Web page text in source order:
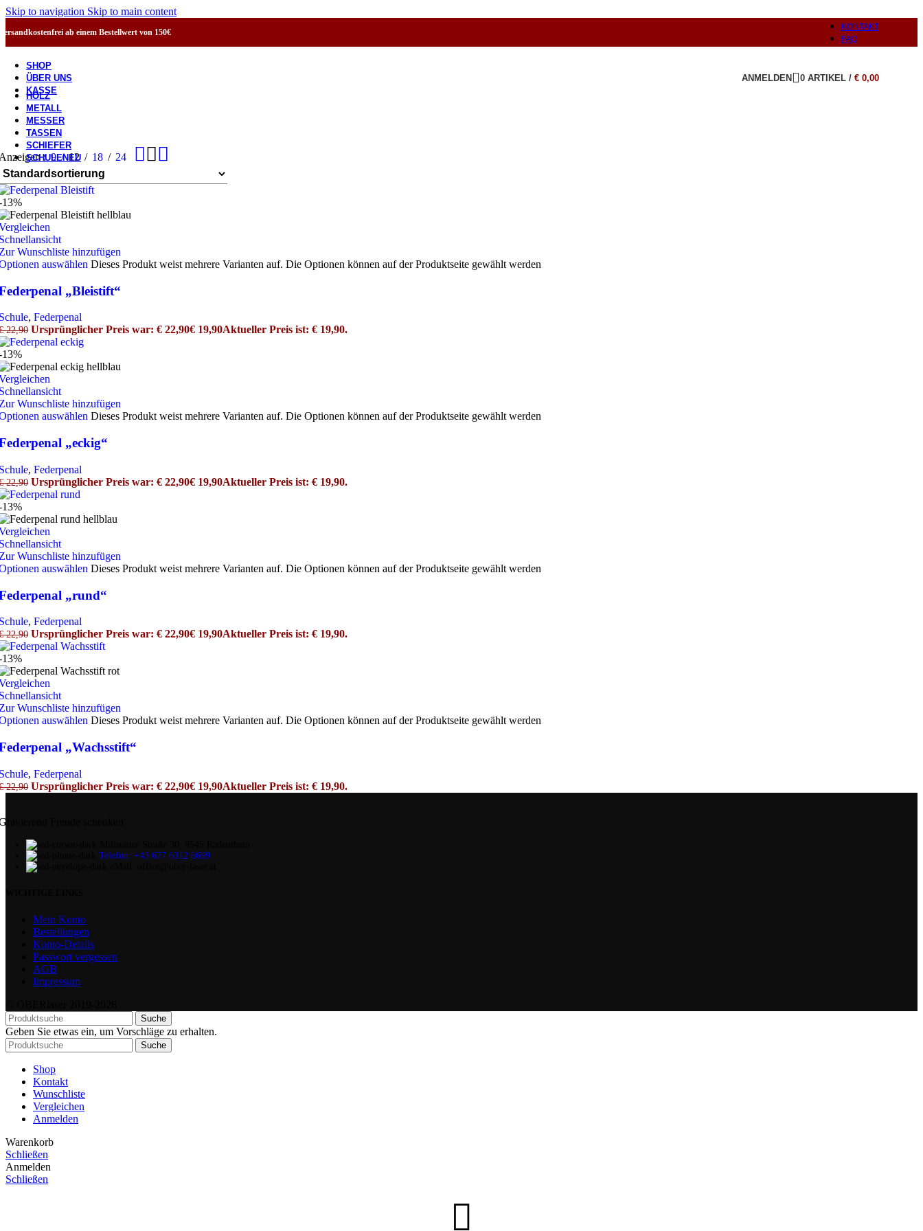
Skip to navigation Skip to main content
ab einem Bestellwert von 150€
KONTAKT
FAQ
SHOP
ÜBER UNS
KASSE
ANMELDEN 0 ARTIKEL / €0,00
HOLZ
METALL
MESSER
TASSEN
SCHIEFER
SCHULENEU
9 12 18 24
13%
Wunschliste hinzufügen
auswählen Dieses Produkt weist mehrere Varianten auf. Die Optionen können auf der Produktseite gewählt werden
„Bleistift“
, Federpenal
22,90 Ursprünglicher Preis war: € 22,90€ 19,90Aktueller Preis ist: € 19,90.
13%
Wunschliste hinzufügen
auswählen Dieses Produkt weist mehrere Varianten auf. Die Optionen können auf der Produktseite gewählt werden
„eckig“
, Federpenal
22,90 Ursprünglicher Preis war: € 22,90€ 19,90Aktueller Preis ist: € 19,90.
13%
Wunschliste hinzufügen
auswählen Dieses Produkt weist mehrere Varianten auf. Die Optionen können auf der Produktseite gewählt werden
„rund“
, Federpenal
22,90 Ursprünglicher Preis war: € 22,90€ 19,90Aktueller Preis ist: € 19,90.
13%
Wunschliste hinzufügen
auswählen Dieses Produkt weist mehrere Varianten auf. Die Optionen können auf der Produktseite gewählt werden
„Wachsstift“
, Federpenal
22,90 Ursprünglicher Preis war: € 22,90€ 19,90Aktueller Preis ist: € 19,90.
Freude schenken
Telefon: +43 677 6312 6699
Mein Konto
Bestellungen
Konto-Details
Passwort vergessen
AGB
Impressum
Suche
Geben Sie etwas ein, um Vorschläge zu erhalten.
Suche
Shop
Kontakt
Wunschliste
Vergleichen
Anmelden
Warenkorb
Schließen
Anmelden
Schließen